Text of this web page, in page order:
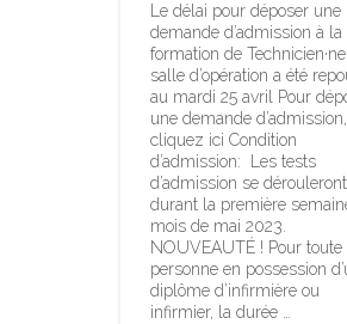
Le délai pour déposer une
demande d’admission à la
formation de
salle d’opération a été
au mardi 25 avril Pour
une demande d’admission,
cliquez ici Condition
d’admission: ​ Les tests
d’admission se dérouleront
durant la première
mois de mai 2023.
NOUVEAUTÉ ! Pour toute
personne en possession
diplôme d’infirmière ou
infirmier, la durée …